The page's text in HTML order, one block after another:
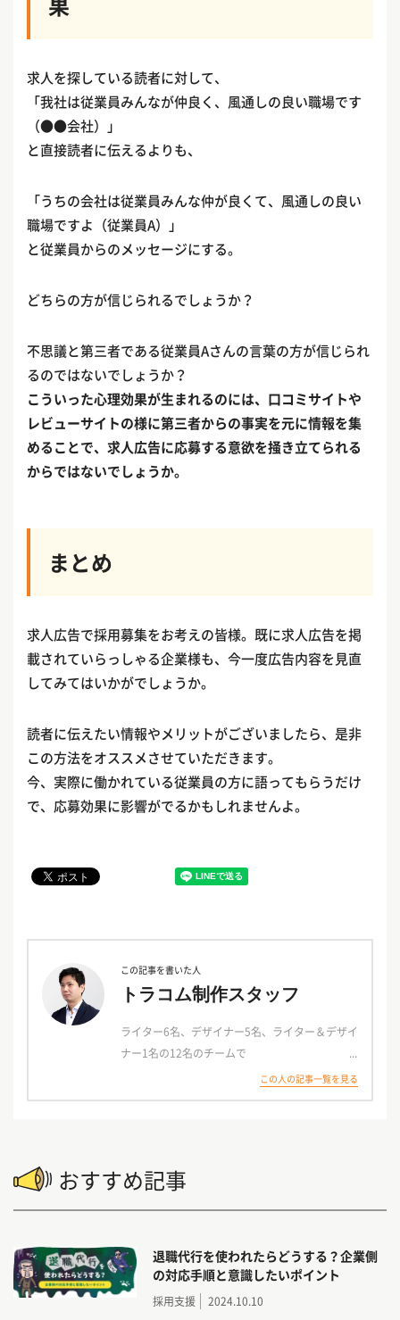
求人を探している読者に対して、
「我社は従業員みんなが仲良く、風通しの良い職場です
（●●会社）」
と直接読者に伝えるよりも、
「うちの会社は従業員みんな仲が良くて、風通しの良い
職場ですよ（従業員A）」
と従業員からのメッセージにする。
どちらの方が信じられるでしょうか？
不思議と第三者である従業員Aさんの言葉の方が信じられ
るのではないでしょうか？
こういった心理効果が生まれるのには、口コミサイトや
レビューサイトの様に第三者からの事実を元に情報を集
めることで、求人広告に応募する意欲を掻き立てられる
からではないでしょうか。
まとめ
求人広告で採用募集をお考えの皆様。既に求人広告を掲
載されていらっしゃる企業様も、今一度広告内容を見直
してみてはいかがでしょうか。
読者に伝えたい情報やメリットがございましたら、是非
この方法をオススメさせていただきます。
今、実際に働かれている従業員の方に語ってもらうだけ
で、応募効果に影響がでるかもしれませんよ。
この記事を書いた人
トラコム制作スタッフ
この人の記事一覧を見る
ライター6名、デザイナー5名、ライター＆デザイ
ナー1名の12名のチームで
ざまなご要望に対応可能！
また求人原稿だけでなく、応募の受け皿となる採
用LPやSNSのアイコンやチラシなども作ります。
お客様をよく理解している営業と連携し、会社の
魅力を形にして届けます！
おすすめ記事
退職代行を使われたらどうする？企業側
の対応手順と意識したいポイント
採用支援 2024.10.10